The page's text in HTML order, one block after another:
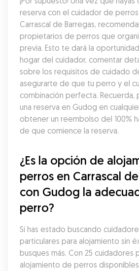
reserva con el cuidador de
Carrascal de Barregas,
propietarios de perros que
previa. Esto te dará la
hogar del cuidador, comentar
sobre los requisitos de cuidado
asegurarte de que tu perro y el
combinación perfecta. Recuerda,
una reserva en Gudog en
obtener un reembolso del 100%
de que comience la reserva.
¿Es la opción de
perros en Carrascal
con Gudog la
perro?
Si has estado buscando
particulares para alojamiento sin
busques más. Con 25 cuidadores
alojamiento de perros